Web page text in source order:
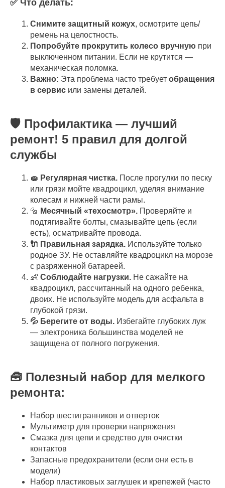
✅ Что делать:
Снимите защитный кожух, осмотрите цепь/
ремень на целостность.
Попробуйте прокрутить колесо вручную при
выключенном питании. Если не крутится —
механическая поломка.
Важно: Эта проблема часто требует обращения
в сервис или замены деталей.
🛡️ Профилактика — лучший
ремонт! 5 правил для долгой
службы
🧽 Регулярная чистка. После прогулки по песку
или грязи мойте квадроцикл, уделяя внимание
колесам и нижней части рамы.
🔩 Месячный «техосмотр». Проверяйте и
подтягивайте болты, смазывайте цепь (если
есть), осматривайте провода.
🔌 Правильная зарядка. Используйте только
родное ЗУ. Не оставляйте квадроцикл на морозе
с разряженной батареей.
👶 Соблюдайте нагрузки. Не сажайте на
квадроцикл, рассчитанный на одного ребенка,
двоих. Не используйте модель для асфальта в
глубокой грязи.
💦 Берегите от воды. Избегайте глубоких луж
— электроника большинства моделей не
защищена от полного погружения.
🧰 Полезный набор для мелкого
ремонта:
Набор шестигранников и отверток
Мультиметр для проверки напряжения
Смазка для цепи и средство для очистки
контактов
Запасные предохранители (если они есть в
модели)
Набор пластиковых заглушек и крепежей (часто